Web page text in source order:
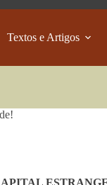
Textos e Artigos